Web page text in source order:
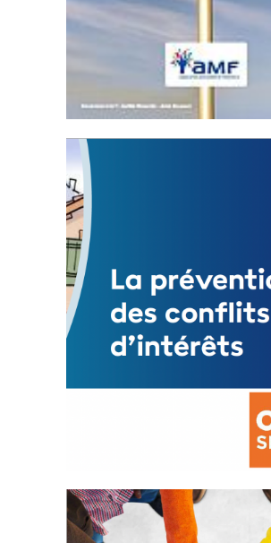
Statut de l’élu local
3 avril 2024
Mise à jour avril 2024
FEUILLETER
La prévention des conflits
d’intérêts
18 septembre 2023